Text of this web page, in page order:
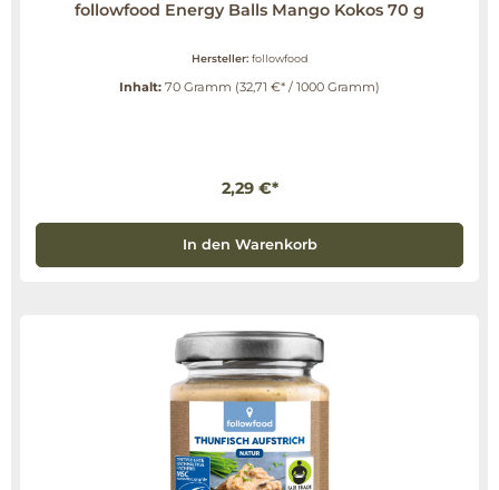
followfood Energy Balls Mango Kokos 70 g
Hersteller: followfood
Inhalt: 70 Gramm (32,71 €* / 1000 Gramm)
2,29 €*
In den Warenkorb